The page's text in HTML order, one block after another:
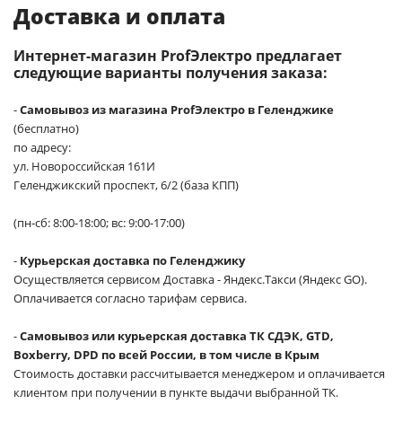
Доставка и оплата
Интернет-магазин ProfЭлектро предлагает
следующие варианты получения заказа:
-Самовывоз из магазина ProfЭлектро в Геленджике
(бесплатно)
по адресу:
ул. Новороссийская 161И
Геленджикский проспект, 6/2 (база КПП)
(пн-сб: 8:00-18:00; вс: 9:00-17:00)
- Курьерская доставка по Геленджику
Осуществляется сервисом Доставка - Яндекс.Такси (Яндекс GO).
Оплачивается согласно тарифам сервиса.
-Самовывоз или курьерская доставка ТК СДЭК, GTD,
Boxberry, DPD по всей России, в том числе в Крым
Стоимость доставки рассчитывается менеджером и оплачивается
клиентом при получении в пункте выдачи выбранной ТК.